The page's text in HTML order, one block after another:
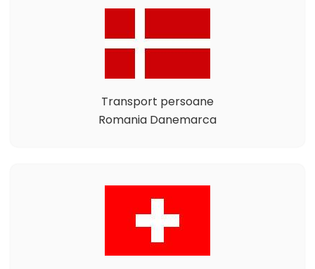
Transport persoane
Romania Danemarca